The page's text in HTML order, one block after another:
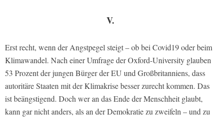
V.
Erst recht, wenn der Angstpegel steigt – ob bei Covid19 oder beim
Klimawandel. Nach einer Umfrage der Oxford-University glauben
53 Prozent der jungen Bürger der EU und Großbritanniens, dass
autoritäre Staaten mit der Klimakrise besser zurecht kommen. Das
ist beängstigend. Doch wer an das Ende der Menschheit glaubt,
kann gar nicht anders, als an der Demokratie zu zweifeln – und zu